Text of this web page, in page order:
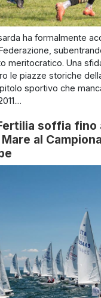
ha formalmente
meritocratico. Una
le piazze storiche
sportivo che
soffia fino
al